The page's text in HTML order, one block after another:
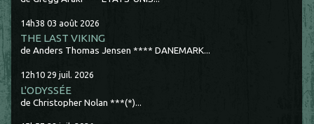
14h38 03 août 2026
THE LAST VIKING
de Anders Thomas Jensen **** DANEMARK...
12h10 29 juil. 2026
L'ODYSSÉE
de Christopher Nolan ***(*)...